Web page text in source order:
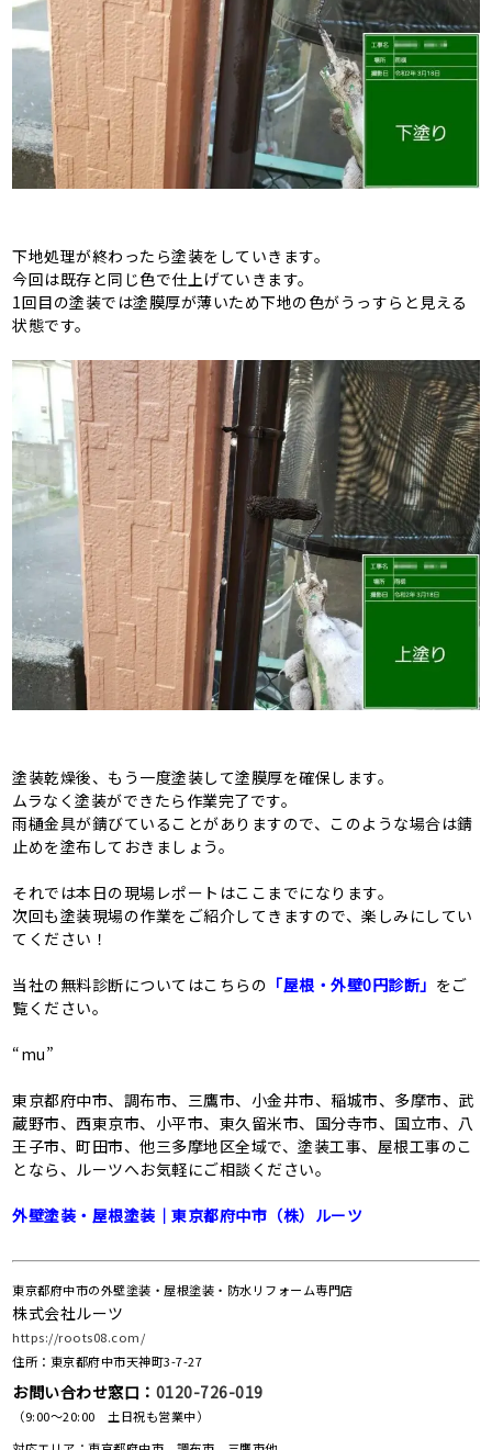
下地処理が終わったら塗装をしていきます。
今回は既存と同じ色で仕上げていきます。
1回目の塗装では塗膜厚が薄いため下地の色がうっすらと見える
状態です。
塗装乾燥後、もう一度塗装して塗膜厚を確保します。
ムラなく塗装ができたら作業完了です。
雨樋金具が錆びていることがありますので、このような場合は錆
止めを塗布しておきましょう。
それでは本日の現場レポートはここまでになります。
次回も塗装現場の作業をご紹介してきますので、楽しみにしてい
てください！
当社の無料診断についてはこちらの 「屋根・外壁0円診断」 をご
覧ください。
“mu”
東京都府中市、調布市、三鷹市、小金井市、稲城市、多摩市、武
蔵野市、西東京市、小平市、東久留米市、国分寺市、国立市、八
王子市、町田市、他三多摩地区全域で、塗装工事、屋根工事のこ
となら、ルーツへお気軽にご相談ください。
外壁塗装・屋根塗装｜東京都府中市（株）ルーツ
東京都府中市の外壁塗装・屋根塗装・防水リフォーム専門店
株式会社ルーツ
https://roots08.com/
住所：東京都府中市天神町3-7-27
お問い合わせ窓口： 0120-726-019
（9:00～20:00 土日祝も営業中）